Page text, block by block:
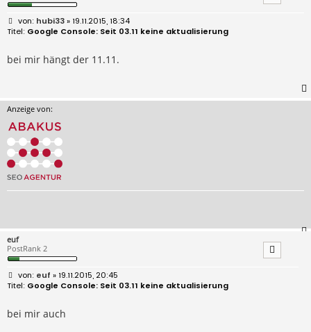
B
e
i
r
a
hubi33» 19.11.2015, 18:34
Google Console: Seit 03.11 keine aktualisierung
bei mir hängt der 11.11.
Anzeige von:
euf
PostRank 2
B
e
r
a
euf » 19.11.2015, 20:45
Google Console: Seit 03.11 keine aktualisierung
bei mir auch